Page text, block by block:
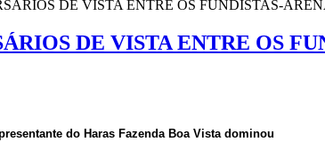
DE VISTA ENTRE OS FUNDISTAS-
DE VISTA ENTRE OS
do Haras Fazenda Boa Vista dominou